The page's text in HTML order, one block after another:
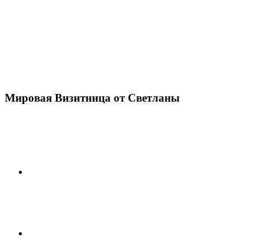
Мировая Визитница от Светланы